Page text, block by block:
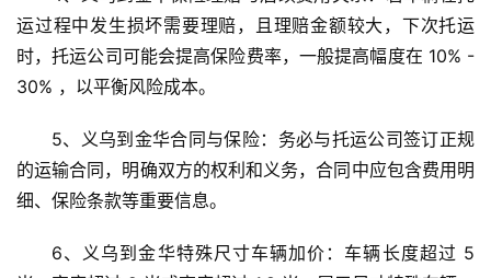
运过程中发生损坏需要理赔，且理赔金额较大，下次托运
时，托运公司可能会提高保险费率，一般提高幅度在 10% -
30% ，以平衡风险成本。
5、义乌到金华合同与保险：务必与托运公司签订正规
的运输合同，明确双方的权利和义务，合同中应包含费用明
细、保险条款等重要信息。
6、义乌到金华特殊尺寸车辆加价：车辆长度超过 5